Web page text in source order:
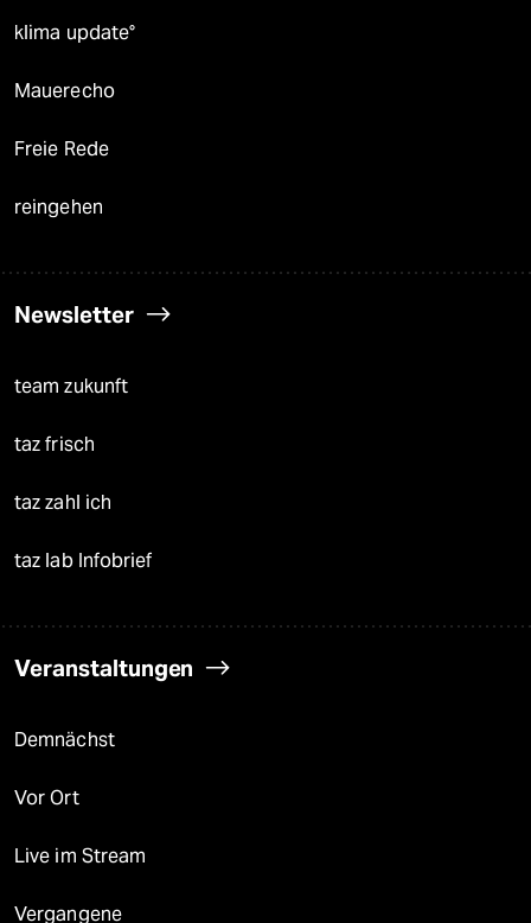
klima update°
Mauerecho
Freie Rede
reingehen
Newsletter
team zukunft
taz frisch
taz zahl ich
taz lab Infobrief
Veranstaltungen
Demnächst
Vor Ort
Live im Stream
Vergangene